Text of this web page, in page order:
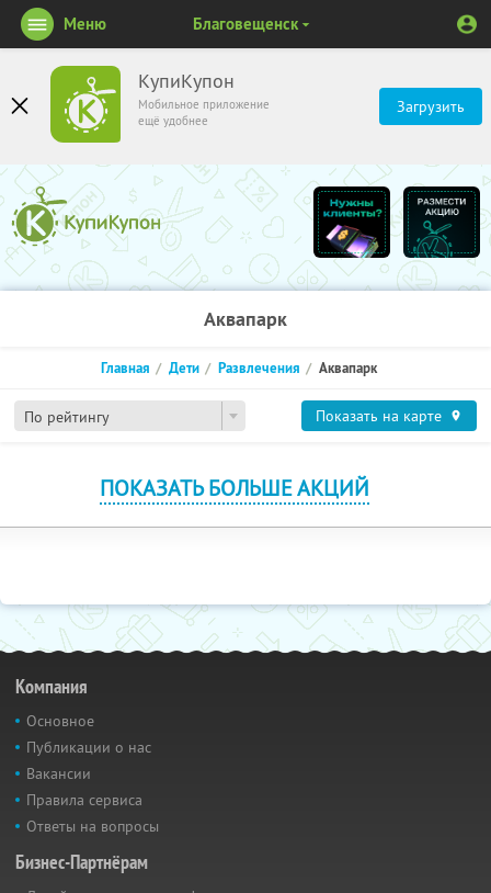
КупиКупон
Мобильное приложение
ещё удобнее
Загрузить
Меню Благовещенск
Аквапарк
По рейтингу
Главная Дети Развлечения Аквапарк
Показать на карте
ПОКАЗАТЬ БОЛЬШЕ АКЦИЙ
Компания
Основное
Публикации о нас
Вакансии
Правила сервиса
Ответы на вопросы
Бизнес-Партнёрам